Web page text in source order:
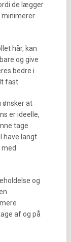
de lægger
hår, kan
og give
bedre i
fast.
ønsker at
er ideelle,
tage
have langt
og
af og på